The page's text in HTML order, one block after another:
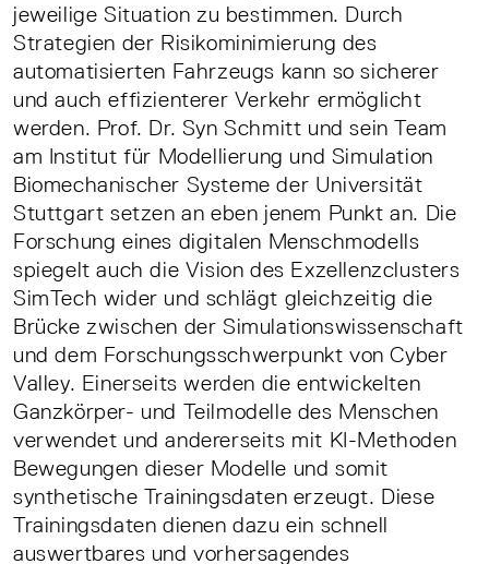
jeweilige Situation zu bestimmen. Durch
Strategien der Risikominimierung des
automatisierten Fahrzeugs kann so sicherer
und auch effizienterer Verkehr ermöglicht
werden. Prof. Dr. Syn Schmitt und sein Team
am Institut für Modellierung und Simulation
Biomechanischer Systeme der Universität
Stuttgart setzen an eben jenem Punkt an. Die
Forschung eines digitalen Menschmodells
spiegelt auch die Vision des Exzellenzclusters
SimTech wider und schlägt gleichzeitig die
Brücke zwischen der Simulationswissenschaft
und dem Forschungsschwerpunkt von Cyber
Valley. Einerseits werden die entwickelten
Ganzkörper- und Teilmodelle des Menschen
verwendet und andererseits mit KI-Methoden
Bewegungen dieser Modelle und somit
synthetische Trainingsdaten erzeugt. Diese
Trainingsdaten dienen dazu ein schnell
auswertbares und vorhersagendes